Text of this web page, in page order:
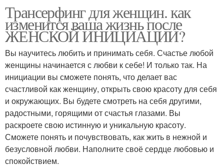
Трансерфинг для женщин. как
изменится ваша жизнь после
ЖЕНСКОЙ ИНИЦИАЦИИ?
Вы научитесь любить и принимать себя. Счастье любой
женщины начинается с любви к себе! И только так. На
инициации вы сможете понять, что делает вас
счастливой как женщину, открыть свою красоту для себя
и окружающих. Вы будете смотреть на себя другими,
радостными, горящими от счастья глазами. Вы
раскроете свою истинную и уникальную красоту.
Сможете понять и почувствовать, как жить в нежной и
безусловной любви. Наполните своё сердце любовью и
спокойствием.